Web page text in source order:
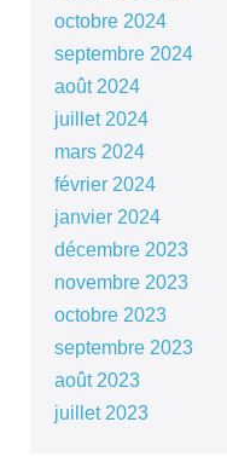
octobre 2024
septembre 2024
août 2024
juillet 2024
mars 2024
février 2024
janvier 2024
décembre 2023
novembre 2023
octobre 2023
septembre 2023
août 2023
juillet 2023